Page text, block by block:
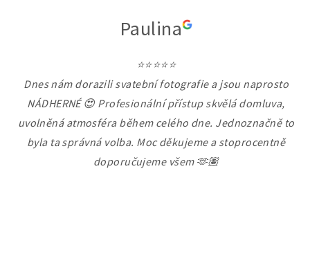
Paulina
⭐⭐⭐⭐⭐
Dnes nám dorazili svatební fotografie a jsou naprosto
NÁDHERNÉ 😍 Profesionální přístup skvělá domluva,
uvolněná atmosféra během celého dne. Jednoznačně to
byla ta správná volba. Moc děkujeme a stoprocentně
doporučujeme všem 🫶🏽